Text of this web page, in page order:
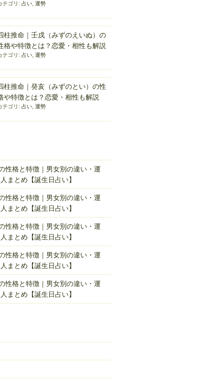
テゴリ: 占い, 運勢
柱推命｜壬戌（みずのえいぬ）の
格や特徴とは？恋愛・相性も解説
テゴリ: 占い, 運勢
柱推命｜癸亥（みずのとい）の性
や特徴とは？恋愛・相性も解説
テゴリ: 占い, 運勢
性格と特徴｜男女別の違い・運
まとめ【誕生日占い】
性格と特徴｜男女別の違い・運
まとめ【誕生日占い】
性格と特徴｜男女別の違い・運
まとめ【誕生日占い】
性格と特徴｜男女別の違い・運
まとめ【誕生日占い】
性格と特徴｜男女別の違い・運
まとめ【誕生日占い】